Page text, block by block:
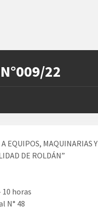
22
EQUIPOS, MAQUINARIAS Y
DE ROLDÁN”
10 horas
N° 48